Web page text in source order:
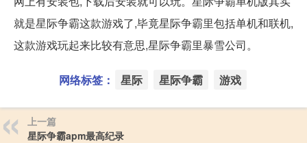
就是星际争霸这款游戏了,毕竟星际争霸里包括单机和联机,
这款游戏玩起来比较有意思,星际争霸里暴雪公司。
网络标签： 星际 星际争霸 游戏
上一篇
星际争霸apm最高纪录